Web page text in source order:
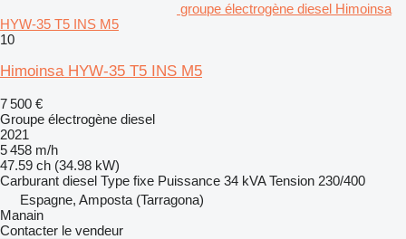
groupe électrogène diesel Himoinsa
HYW-35 T5 INS M5
10
Himoinsa HYW-35 T5 INS M5
7 500 €
Groupe électrogène diesel
2021
5 458 m/h
47.59 ch (34.98 kW)
Carburant diesel Type fixe Puissance 34 kVA Tension 230/400
Espagne, Amposta (Tarragona)
Manain
Contacter le vendeur